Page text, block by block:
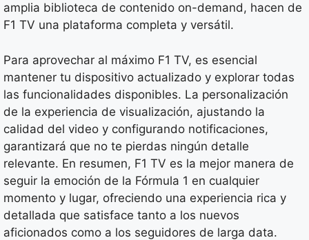
amplia biblioteca de contenido on-demand, hacen de
F1 TV una plataforma completa y versátil.
Para aprovechar al máximo F1 TV, es esencial
mantener tu dispositivo actualizado y explorar todas
las funcionalidades disponibles. La personalización
de la experiencia de visualización, ajustando la
calidad del video y configurando notificaciones,
garantizará que no te pierdas ningún detalle
relevante. En resumen, F1 TV es la mejor manera de
seguir la emoción de la Fórmula 1 en cualquier
momento y lugar, ofreciendo una experiencia rica y
detallada que satisface tanto a los nuevos
aficionados como a los seguidores de larga data.